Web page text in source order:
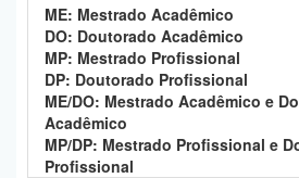
ME: Mestrado Acadêmico
DO: Doutorado Acadêmico
MP: Mestrado Profissional
DP: Doutorado Profissional
ME/DO: Mestrado Acadêmico e
Acadêmico
MP/DP: Mestrado Profissional e
Profissional